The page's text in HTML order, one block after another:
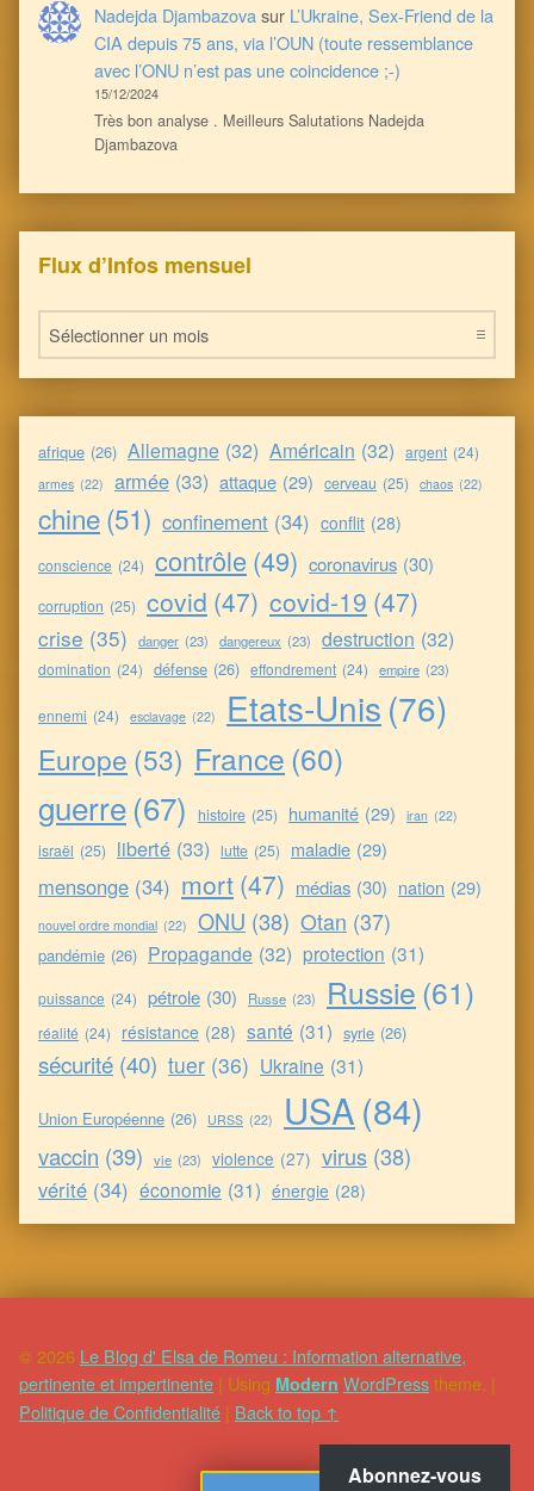
Nadejda Djambazova sur L’Ukraine, Sex-Friend de la
CIA depuis 75 ans, via l’OUN (toute ressemblance
avec l’ONU n’est pas une coincidence ;-)
15/12/2024
Très bon analyse . Meilleurs Salutations Nadejda
Djambazova
Flux d’Infos mensuel
Flux d’Infos mensuel
afrique (26) Allemagne (32) Américain (32) argent (24)
armes (22) armée (33) attaque (29) cerveau (25) chaos (22)
chine(51) confinement (34) conflit (28)
conscience (24) contrôle (49) coronavirus (30)
corruption (25) covid (47) covid-19 (47)
crise (35) danger (23) dangereux (23) destruction (32)
domination (24) défense (26) effondrement (24) empire (23)
ennemi (24) esclavage (22) Etats-Unis (76)
Europe (53) France (60)
guerre(67) histoire (25) humanité (29) iran (22)
israël (25) liberté (33) lutte (25) maladie (29)
mensonge (34) mort (47) médias (30) nation (29)
nouvel ordre mondial (22) ONU (38) Otan (37)
pandémie (26) Propagande (32) protection (31)
puissance (24) pétrole (30) Russe (23) Russie (61)
réalité (24) résistance (28) santé (31) syrie (26)
sécurité (40) tuer (36) Ukraine (31)
Union Européenne (26) URSS (22) USA(84)
vaccin (39) vie (23) violence (27) virus (38)
vérité (34) économie (31) énergie (28)
© 2026 Le Blog d' Elsa de Romeu : Information alternative,
pertinente et impertinente | Using Modern WordPresstheme. |
Politique de Confidentialité | Back to top ↑
Abonnez-vous